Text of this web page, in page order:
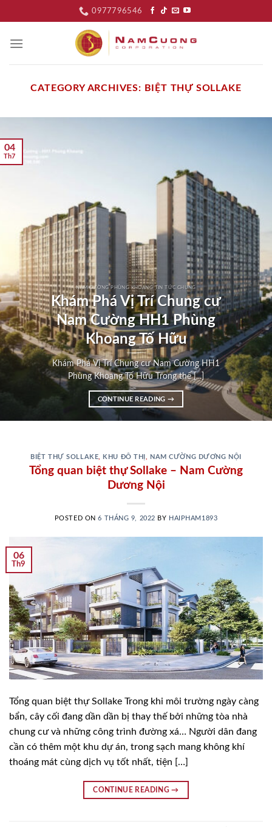
to
0977796546
CATEGORY ARCHIVES: BIỆT THỰ SOLLAKE
NAM CƯỜNG PHÙNG KHOANG TIN TỨC CHUNG
Khám Phá Vị Trí Chung cư
Nam Cường HH1 Phùng
Khoang Tố Hữu
Khám Phá Vị Trí Chung cư Nam Cường HH1
Phùng Khoang Tố Hữu Trong thế [...]
CONTINUE READING→
04
Th7
BIỆT THỰ SOLLAKE KHU ĐÔ THỊ NAM CƯỜNG DƯƠNG NỘI
Tổng quan biệt thự Sollake – Nam Cường
Dương Nội
POSTED ON6 THÁNG 9, 2022 BY HAIPHAM1893
06
Th9
Tổng quan biệt thự Sollake Trong khi môi trường ngày càng
bẩn, cây cối đang dần dần bị thay thế bởi những tòa nhà
chung cư và những công trình đường xá… Người dân đang
cần có thêm một khu dự án, trong sạch mang không khí
thoáng mát cùng dịch vụ tốt nhất, tiện […]
CONTINUE READING→